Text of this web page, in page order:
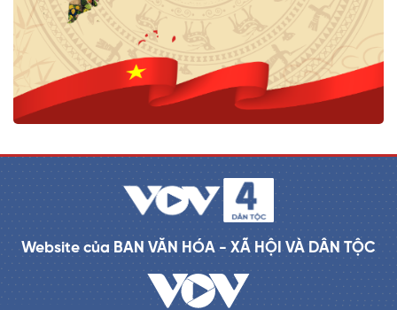
Website của BAN VĂN HÓA - XÃ HỘI VÀ DÂN TỘC